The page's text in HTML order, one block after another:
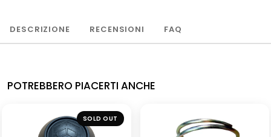
DESCRIZIONE RECENSIONI FAQ
POTREBBERO PIACERTI ANCHE
NUOVO
SOLD OUT